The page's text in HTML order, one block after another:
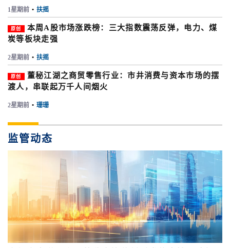
1星期前 • 扶摇
原创
本周A股市场涨跌榜：三大指数震荡反弹，电力、煤
炭等板块走强
2星期前 • 扶摇
原创
董秘江湖之商贸零售行业：市井消费与资本市场的摆
渡人，串联起万千人间烟火
2星期前 • 珊珊
监管动态